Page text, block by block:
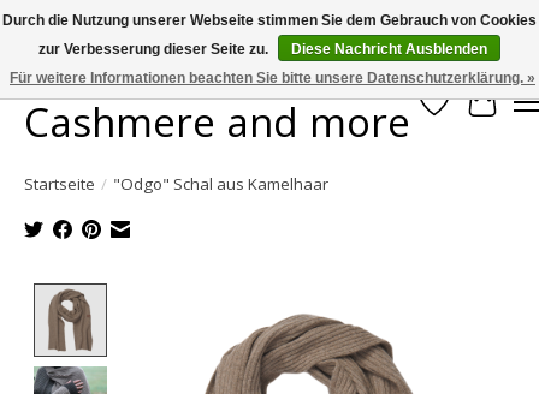
Large selection of products and fast shipping!
Cashmere and more Ihr
Startseite / "Odgo" Schal aus Kamelhaar
Durch die Nutzung unserer Webseite stimmen Sie dem Gebrauch von Cookies
zur Verbesserung dieser Seite zu.
Diese Nachricht Ausblenden
Für weitere Informationen beachten Sie bitte unsere Datenschutzerklärung. »